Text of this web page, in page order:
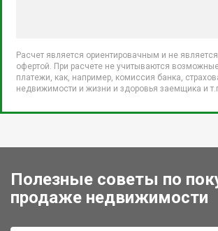
Расчет является ориентировачным и не
офертой. При расчете не учитываются
платежи, как, например, комиссия банка,
недвижимости и жизни и здоровья заемщика и
Полезные советы по
продаже недвижимости